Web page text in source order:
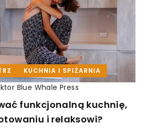
KUCHNIA I SPIŻARNIA
Blue Whale Press
funkcjonalną kuchnię,
i relaksowi?